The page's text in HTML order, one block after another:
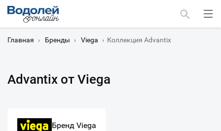
Главная › Бренды › Viega › Коллекция Advantix
Advantix от Viega
Бренд Viega